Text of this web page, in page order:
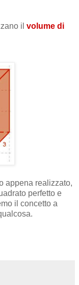
il volume di
appena realizzato,
perfetto e
il concetto a